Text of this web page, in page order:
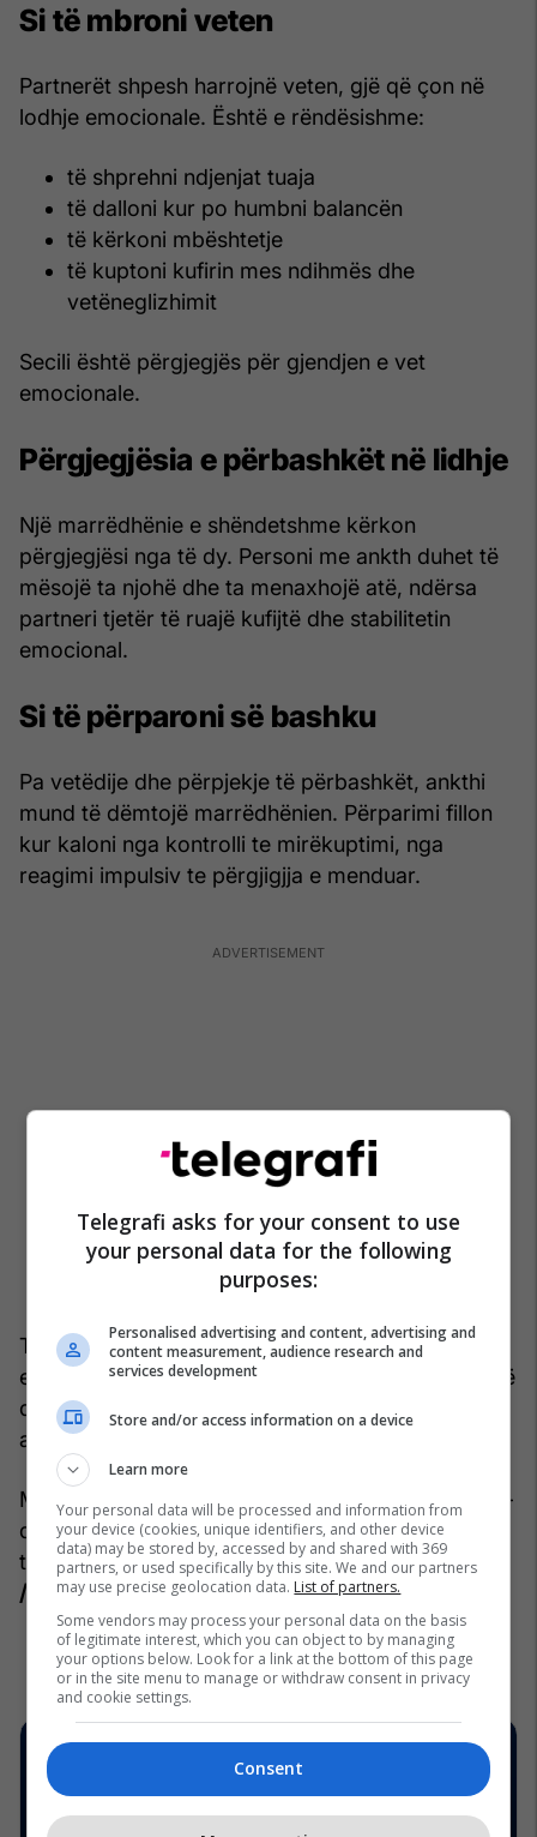
Si të mbroni veten
Partnerët shpesh harrojnë veten, gjë që çon në
lodhje emocionale. Është e rëndësishme:
të shprehni ndjenjat tuaja
të dalloni kur po humbni balancën
të kërkoni mbështetje
të kuptoni kufirin mes ndihmës dhe
vetëneglizhimit
Secili është përgjegjës për gjendjen e vet
emocionale.
Përgjegjësia e përbashkët në lidhje
Një marrëdhënie e shëndetshme kërkon
përgjegjësi nga të dy. Personi me ankth duhet të
mësojë ta njohë dhe ta menaxhojë atë, ndërsa
partneri tjetër të ruajë kufijtë dhe stabilitetin
emocional.
Si të përparoni së bashku
Pa vetëdije dhe përpjekje të përbashkët, ankthi
mund të dëmtojë marrëdhënien. Përparimi fillon
kur kaloni nga kontrolli te mirëkuptimi, nga
reagimi impulsiv te përgjigjja e menduar.
Të duash një person me ankth nuk do të thotë të
eliminosh çdo pasiguri. Do të thotë të mësoni si të
qëndroni të qëndrueshëm së bashku, edhe kur
ankthi shfaqet.
Me kohë, aftësitë që zhvillohen nga kjo përballje –
durimi, ndjeshmëria dhe vetëdija, mund të bëhen
themeli i një lidhjeje të fortë dhe të qëndrueshme
/Telegrafi/
Telegrafi asks for your consent to use
your personal data for the following
purposes:
Personalised advertising and content, advertising and
content measurement, audience research and
services development
Store and/or access information on a device
Learn more
Your personal data will be processed and information from
your device (cookies, unique identifiers, and other device
data) may be stored by, accessed by and shared with 369
partners, or used specifically by this site. We and our partners
may use precise geolocation data. List of partners.
Some vendors may process your personal data on the basis
of legitimate interest, which you can object to by managing
your options below. Look for a link at the bottom of this page
or in the site menu to manage or withdraw consent in privacy
and cookie settings.
Consent